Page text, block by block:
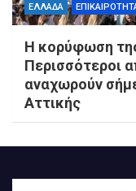
ΕΛΛΑΔΑ
Η κορύφωση
Περισσότεροι
αναχωρούν
Αττικής